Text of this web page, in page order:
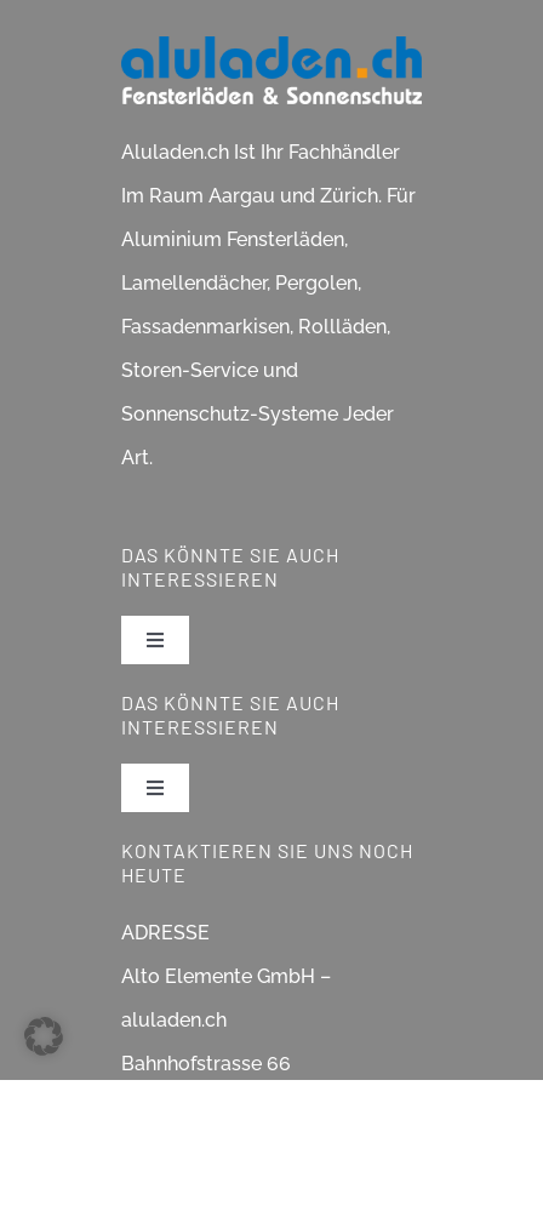
Aluladen.ch Ist Ihr Fachhändler
Im Raum Aargau und Zürich. Für
Aluminium Fensterläden,
Lamellendächer, Pergolen,
Fassadenmarkisen, Rollläden,
Storen-Service und
Sonnenschutz-Systeme Jeder
Art.
DAS KÖNNTE SIE AUCH
INTERESSIEREN
Toggle
Lamellendächer
Glasdächer
Schiebegläser
Fensterläden
DAS KÖNNTE SIE AUCH
INTERESSIEREN
Toggle
Reparatur & Service
Showroom
Über Uns
KONTAKTIEREN SIE UNS NOCH
HEUTE
ADRESSE
Alto Elemente GmbH –
aluladen.ch
Bahnhofstrasse 66